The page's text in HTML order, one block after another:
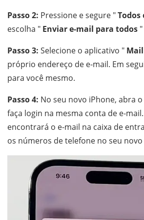
Passo 2: Pressione e segure "Todos
escolha " Enviar e-mail para todos
Passo 3: Selecione o aplicativo " Mail
próprio endereço de e-mail. Em
para você mesmo.
Passo 4: No seu novo iPhone, abra
faça login na mesma conta de e-
encontrará o e-mail na caixa de
os números de telefone no seu novo